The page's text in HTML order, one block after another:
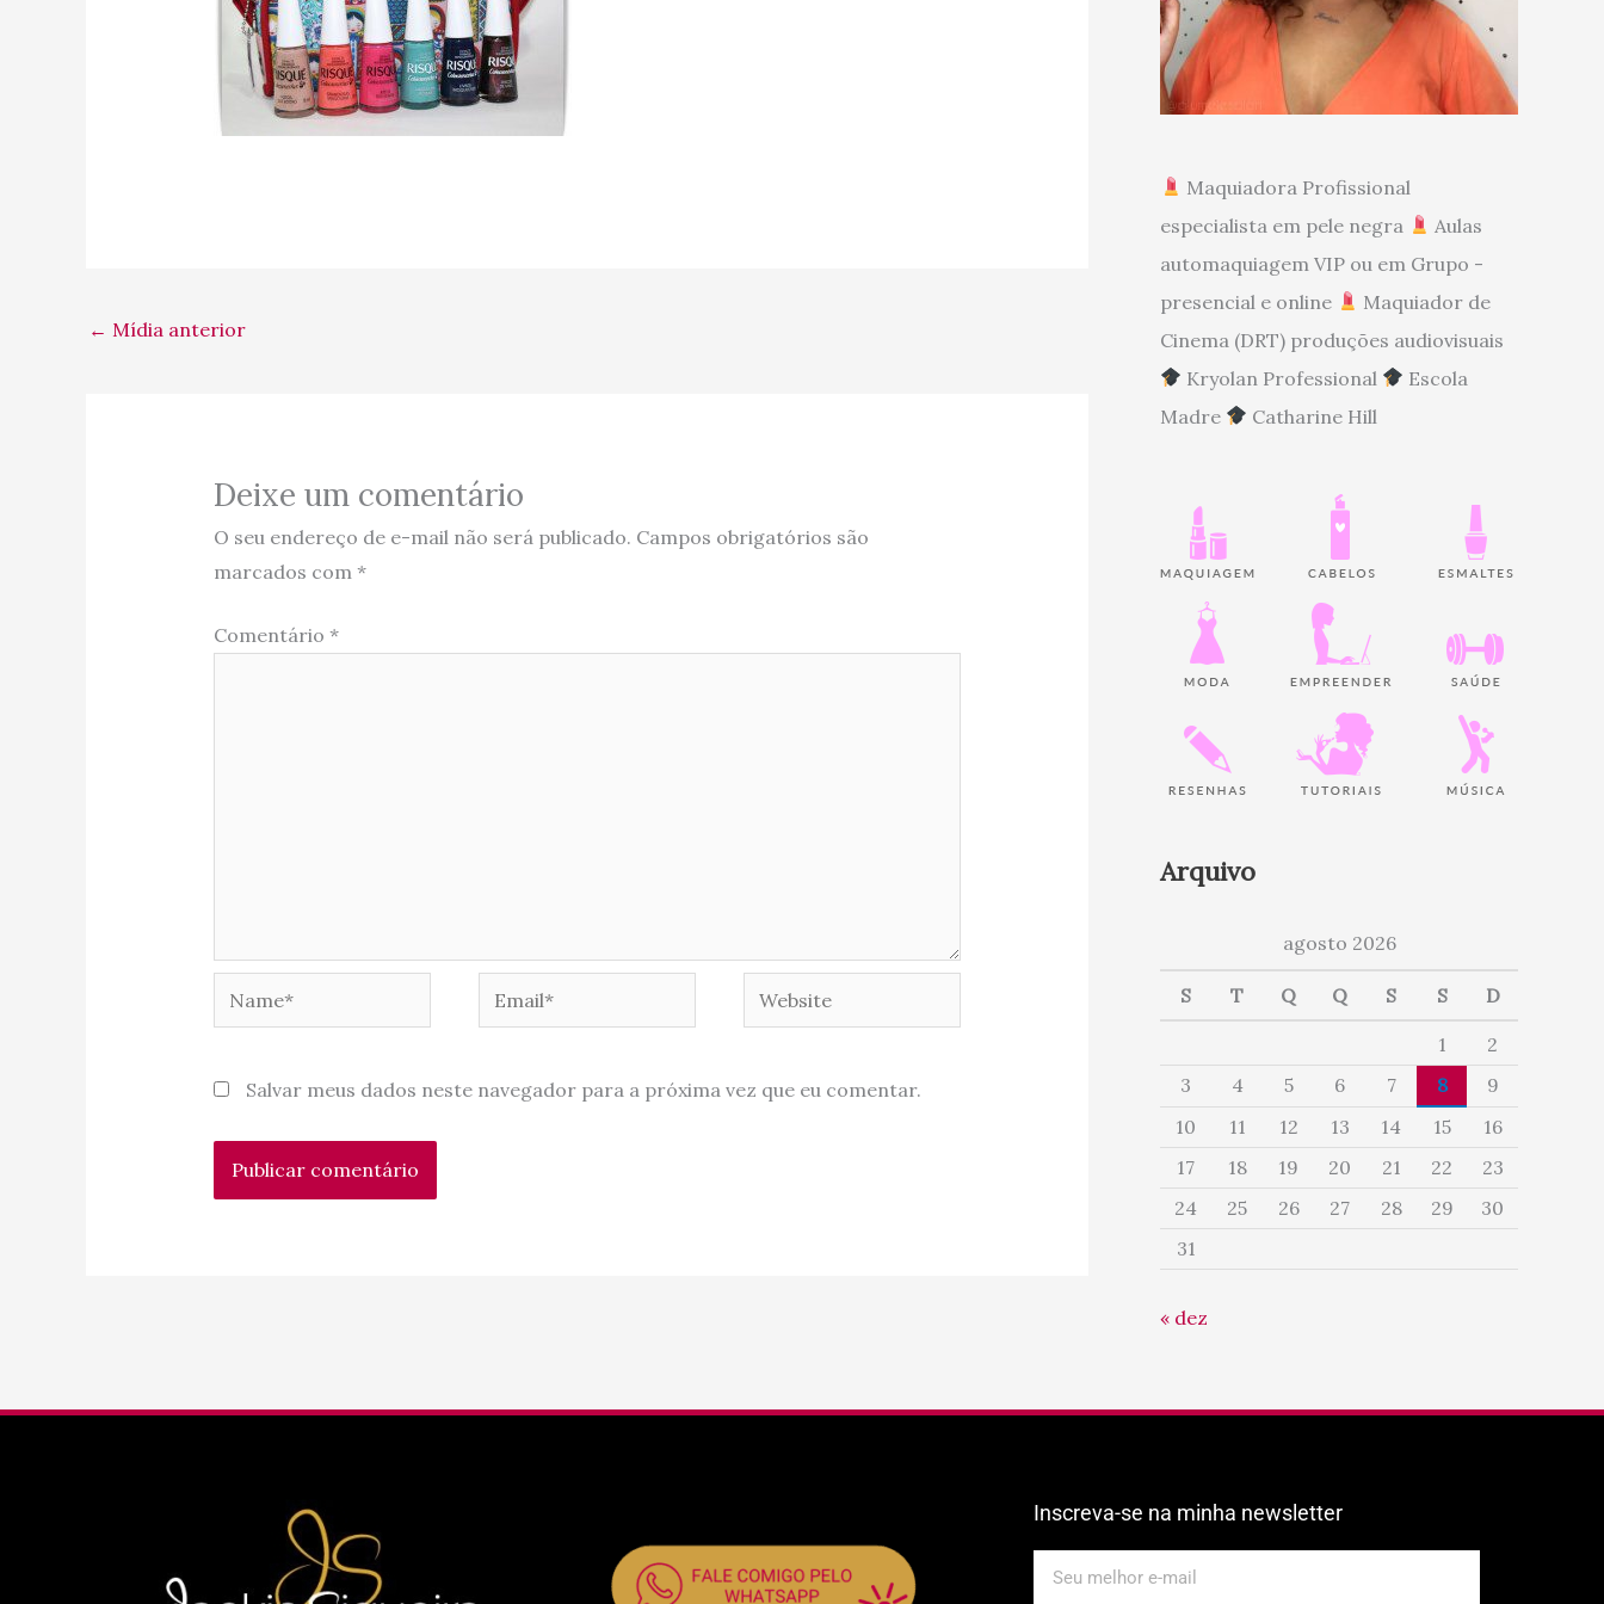
← Mídia anterior
Deixe um comentário
O seu endereço de e-mail não será publicado. Campos obrigatórios são
marcados com *
Comentário *
Website
Salvar meus dados neste navegador para a próxima vez que eu comentar.
Maquiadora Profissional
especialista em pele negra
Aulas
automaquiagem VIP ou em Grupo -
presencial e online
Maquiador de
Cinema (DRT) produções audiovisuais
Kryolan Professional
Escola
Madre
Catharine Hill
Arquivo
agosto 2026
S T Q Q S S D
1
2
3
4 5 6 7 8
9
10
11 12 13 14 15
16
17
18 19 20 21 22
23
24
25 26 27 28 29
30
31
« dez
Inscreva-se na minha newsletter